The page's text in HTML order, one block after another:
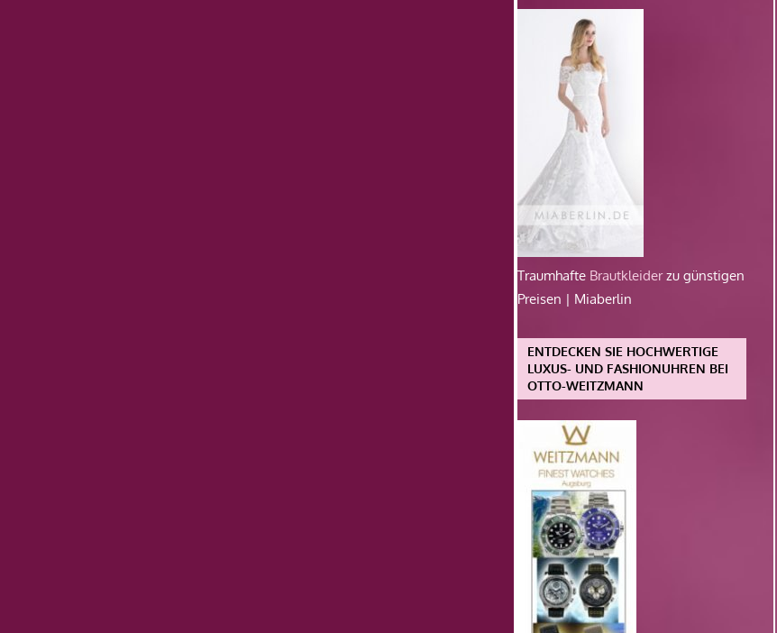
Traumhafte Brautkleiderzu günstigen
Preisen | Miaberlin
ENTDECKEN SIE HOCHWERTIGE
LUXUS- UND FASHIONUHREN BEI
OTTO-WEITZMANN